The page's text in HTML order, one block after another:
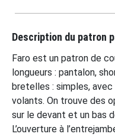
Description du patron
Faro est un patron de
longueurs : pantalon,
bretelles : simples,
volants. On trouve des
sur le devant et un bas
L’ouverture à